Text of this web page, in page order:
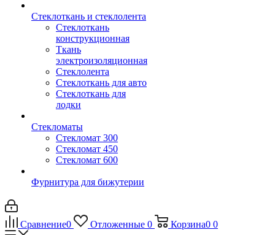
Стеклоткань и стеклолента
Стеклоткань
конструкционная
Ткань
электроизоляционная
Стеклолента
Стеклоткань для авто
Стеклоткань для
лодки
Стекломаты
Стекломат 300
Стекломат 450
Стекломат 600
Фурнитура для бижутерии
Сравнение0 Отложенные 0 Корзина0 0